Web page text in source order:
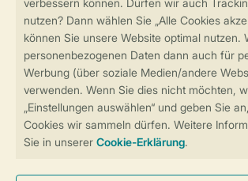
Sicherstellung Deiner
Sicher und schnell zur Online-
Sichere Datenübertragung
Sicheres Bezahlen